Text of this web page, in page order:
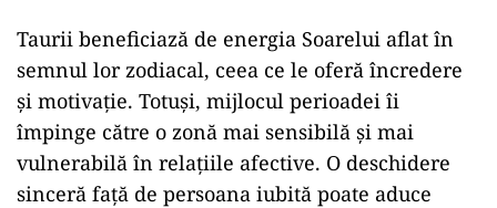
Taurii beneficiază de energia Soarelui aflat în
semnul lor zodiacal, ceea ce le oferă încredere
și motivație. Totuși, mijlocul perioadei îi
împinge către o zonă mai sensibilă și mai
vulnerabilă în relațiile afective. O deschidere
sinceră față de persoana iubită poate aduce